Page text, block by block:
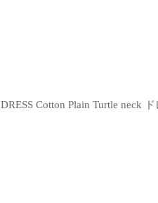
DRESS Cotton Plain Turtle neck